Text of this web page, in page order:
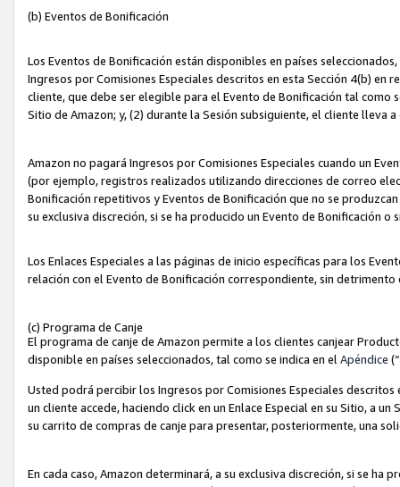
(b) Eventos de Bonificación
Los Eventos de Bonificación están disponibles en países
Ingresos por Comisiones Especiales descritos en esta Sección 4(b) en
cliente, que debe ser elegible para el Evento de Bonificación tal como
Sitio de Amazon; y, (2) durante la Sesión subsiguiente, el cliente lleva
Amazon no pagará Ingresos por Comisiones Especiales cuando un
(por ejemplo, registros realizados utilizando direcciones de correo
Bonificación repetitivos y Eventos de Bonificación que no se
su exclusiva discreción, si se ha producido un Evento de Bonificación
Los Enlaces Especiales a las páginas de inicio específicas para los
relación con el Evento de Bonificación correspondiente, sin
(c) Programa de Canje
El programa de canje de Amazon permite a los clientes canjear
disponible en países seleccionados, tal como se indica en el Apéndice
Usted podrá percibir los Ingresos por Comisiones Especiales
un cliente accede, haciendo click en un Enlace Especial en su Sitio, a
su carrito de compras de canje para presentar, posteriormente, una
En cada caso, Amazon determinará, a su exclusiva discreción, si se